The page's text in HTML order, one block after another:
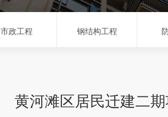
市政工程 钢结构工程
黄河滩区居民迁建二期